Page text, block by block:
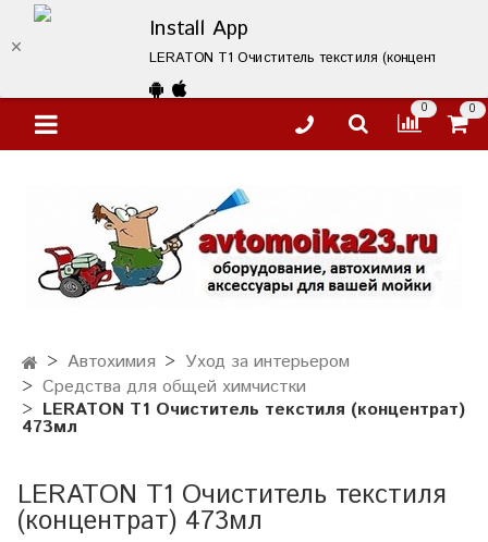
Install App
LERATON T1 Очиститель текстиля (концентрат)
0 0
Автохимия
Уход за интерьером
Средства для общей химчистки
LERATON T1 Очиститель текстиля (концентрат)
473мл
LERATON T1 Очиститель текстиля
(концентрат) 473мл